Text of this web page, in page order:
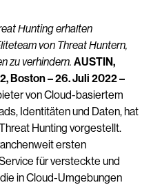
Hunting erhalten
von Threat Huntern,
zu verhindern. AUSTIN,
Boston – 26. Juli 2022 –
von Cloud-basiertem
Identitäten und Daten, hat
Hunting vorgestellt.
ersten
für versteckte und
in Cloud-Umgebungen